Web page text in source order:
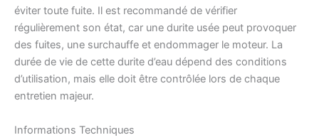
éviter toute fuite. Il est recommandé de vérifier
régulièrement son état, car une durite usée peut provoquer
des fuites, une surchauffe et endommager le moteur. La
durée de vie de cette durite d’eau dépend des conditions
d’utilisation, mais elle doit être contrôlée lors de chaque
entretien majeur.
Informations Techniques